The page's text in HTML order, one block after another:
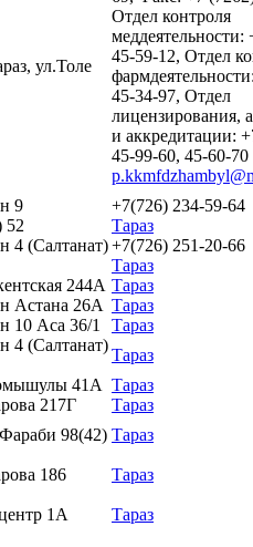
ул.Толе
Отдел контроля
меддеятельности:
45-59-12, Отдел
45-34-97, Отдел
лицензирования,
и аккредитации:
45-99-60, 45-60-70
9
52
+7(726) 234-59-64
Тараз
4 (Салтанат)+7(726) 251-20-66
Тараз
244А Тараз
Астана 26А Тараз
10 Аса 36/1
Тараз
4 (Салтанат)
Тараз
41А Тараз
217Г
Тараз
98(42) Тараз
186
Тараз
1А
Тараз